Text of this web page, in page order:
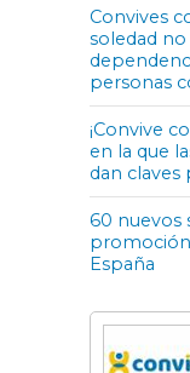
Convives
soledad no
personas
¡Convive
en la que
dan claves
60 nuevos
promoción
España